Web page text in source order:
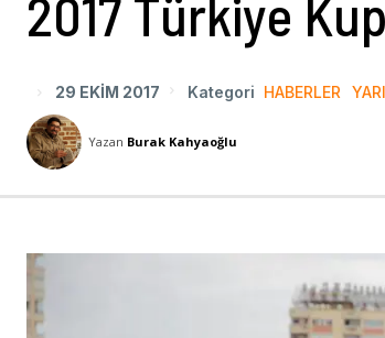
2017 Türkiye
29 EKIM 2017 Kategori HABERLER
Yazan Burak Kahyaoğlu